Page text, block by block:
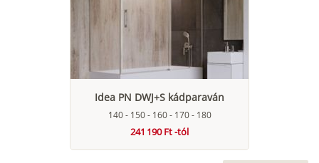
Idea PN DWJ+S kádparaván
140 - 150 - 160 - 170 - 180
241 190 Ft -tól